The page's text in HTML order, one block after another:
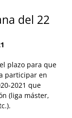
del 22
plazo para que
participar en
2021 que
(liga máster,